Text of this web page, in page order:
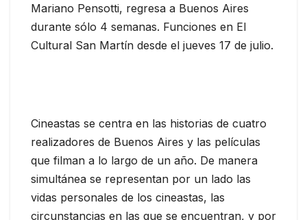
Mariano Pensotti, regresa a Buenos Aires
durante sólo 4 semanas. Funciones en El
Cultural San Martín desde el jueves 17 de julio.
Cineastas se centra en las historias de cuatro
realizadores de Buenos Aires y las películas
que filman a lo largo de un año. De manera
simultánea se representan por un lado las
vidas personales de los cineastas, las
circunstancias en las que se encuentran, y por